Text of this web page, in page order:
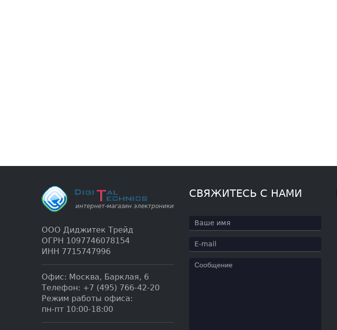
ООО Диджитек Трейд
ОГРН 1097746078154
ИНН 7715747996
Офис: Москва, Барклая, 6
Телефон: +7 (495) 766-42-20
Режим работы офиса:
пн-пт 10:00-18:00
СВЯЖИТЕСЬ С НАМИ